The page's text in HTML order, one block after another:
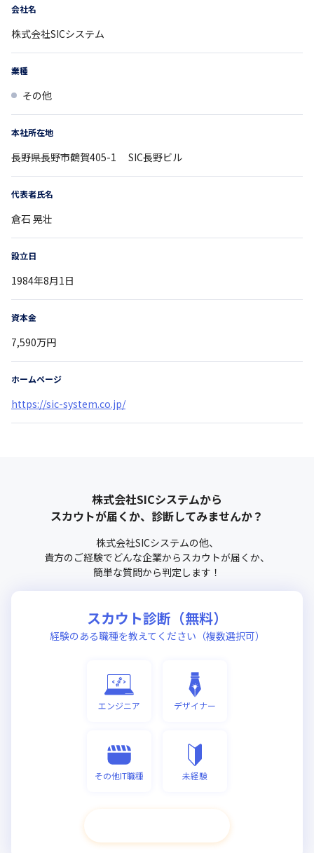
会社名
株式会社SICシステム
業種
その他
本社所在地
長野県長野市鶴賀405-1 SIC長野ビル
代表者氏名
倉石 晃壮
設立日
1984年8月1日
資本金
7,590万円
ホームページ
https://sic-system.co.jp/
株式会社SICシステムから
スカウトが届くか、診断してみませんか？
株式会社SICシステムの他、
貴方のご経験でどんな企業からスカウトが届くか、
簡単な質問から判定します！
スカウト診断（無料）
経験のある職種を教えてください（複数選択可）
エンジニア デザイナー
その他IT職種 未経験